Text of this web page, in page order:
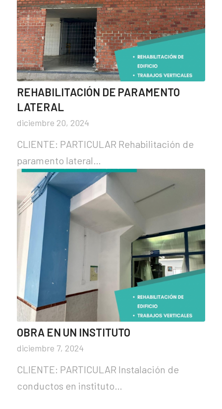
REHABILITACIÓN DE PARAMENTO
LATERAL
diciembre 20, 2024
CLIENTE: PARTICULAR Rehabilitación de
paramento lateral…
OBRA EN UN INSTITUTO
diciembre 7, 2024
CLIENTE: PARTICULAR Instalación de
conductos en instituto…